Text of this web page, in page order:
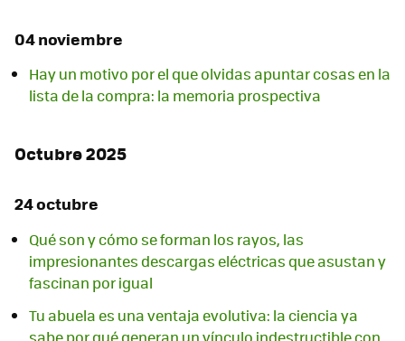
04 noviembre
Hay un motivo por el que olvidas apuntar cosas en la
lista de la compra: la memoria prospectiva
Octubre 2025
24 octubre
Qué son y cómo se forman los rayos, las
impresionantes descargas eléctricas que asustan y
fascinan por igual
Tu abuela es una ventaja evolutiva: la ciencia ya
sabe por qué generan un vínculo indestructible con